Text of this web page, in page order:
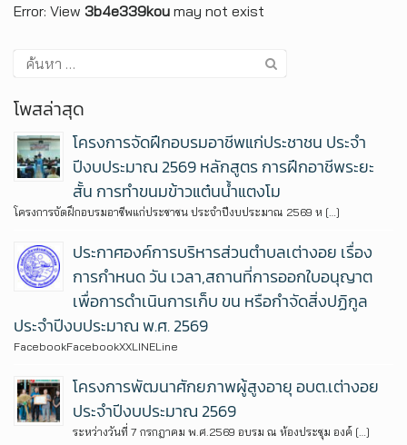
Error: View 3b4e339kou may not exist
โพสล่าสุด
โครงการจัดฝึกอบรมอาชีพแก่ประชาชน ประจำ
ปีงบประมาณ 2569 หลักสูตร การฝึกอาชีพระยะ
สั้น การทำขนมข้าวแต๋นน้ำแตงโม
โครงการจัดฝึกอบรมอาชีพแก่ประชาชน ประจำปีงบประมาณ 2569 ห […]
ประกาศองค์การบริหารส่วนตำบลเต่างอย เรื่อง
การกำหนด วัน เวลา,สถานที่การออกใบอนุญาต
เพื่อการดำเนินการเก็บ ขน หรือกำจัดสิ่งปฏิกูล
ประจำปีงบประมาณ พ.ศ. 2569
FacebookFacebookXXLINELine
โครงการพัฒนาศักยภาพผู้สูงอายุ อบต.เต่างอย
ประจำปีงบประมาณ 2569
ระหว่างวันที่ 7 กรกฎาคม พ.ศ.2569 อบรม ณ ห้องประชุม องค์ […]